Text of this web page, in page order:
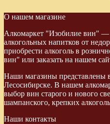
О нашем магазине
Алкомаркет "Изобилие вин" —
алкогольных напитков от
приобрести алкоголь в
вин" или заказать на нашем
Наши магазины представлены
Лесосибирске. В нашем
выбор вин старого и нового
шампанского, крепких
Наши контакты